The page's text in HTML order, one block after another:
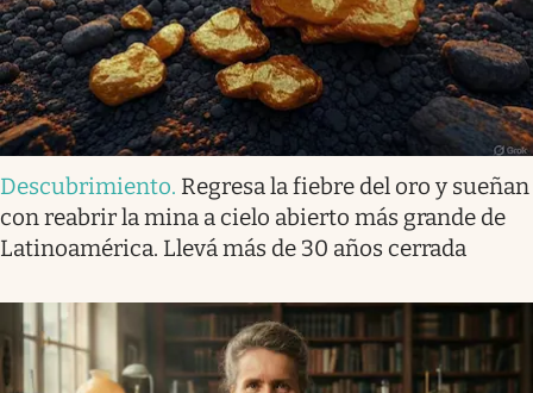
Descubrimiento. Regresa la fiebre del oro y sueñan
con reabrir la mina a cielo abierto más grande de
Latinoamérica. Llevá más de 30 años cerrada